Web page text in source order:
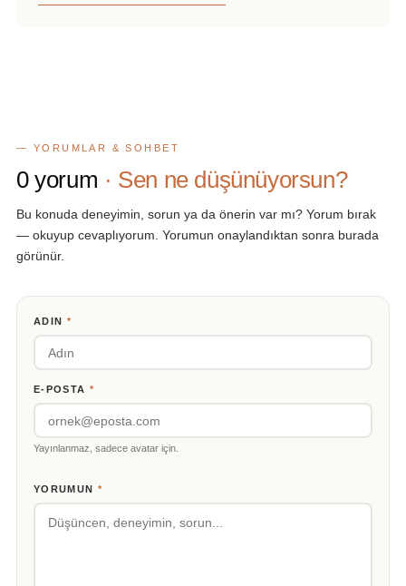
— YORUMLAR & SOHBET
0yorum · Sen ne düşünüyorsun?
Bu konuda deneyimin, sorun ya da önerin var mı? Yorum bırak
— okuyup cevaplıyorum. Yorumun onaylandıktan sonra burada
görünür.
ADIN *
E-POSTA *
Yayınlanmaz, sadece avatar için.
YORUMUN *